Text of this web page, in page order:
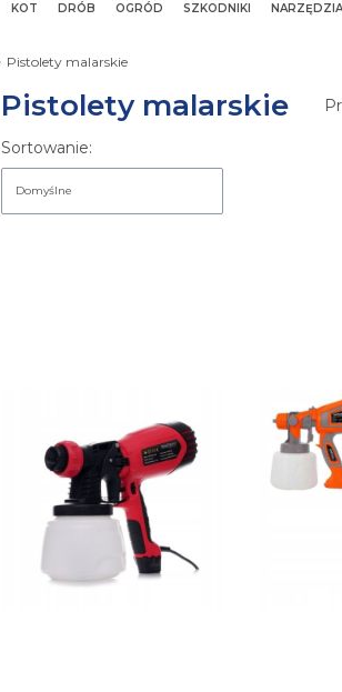
KOT DRÓB OGRÓD SZKODNIKI NARZĘDZIA
Pistolety malarskie
Pistolety malarskie
Lista produktów
Sortowanie:
Domyślne